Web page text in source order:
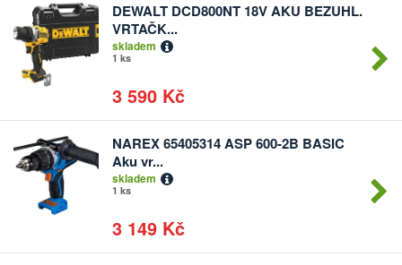
DEWALT DCD800NT 18V AKU BEZUHL.
VRTAČK...
skladem
1 ks
3 590 Kč
Počet
kusů
NAREX 65405314 ASP 600-2B BASIC
Aku vr...
skladem
1 ks
3 149 Kč
Počet